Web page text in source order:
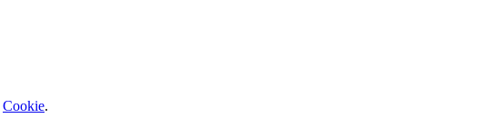
Cookie.